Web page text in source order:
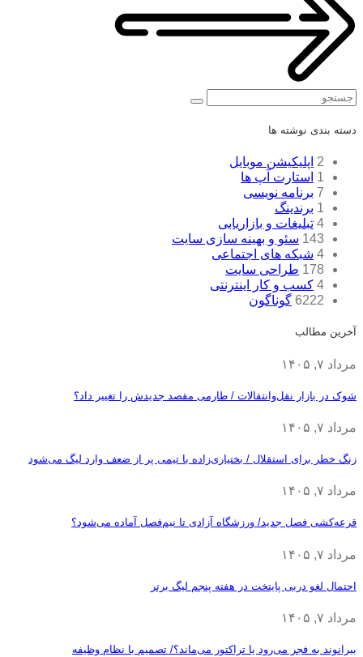
جستجو
دسته بندی نوشته ها
2 اپلیکیشن موبایل
1 استارت آپ ها
7 برنامه نویسی
1 برندینگ
4 تبلیغات و بازاریابی
143 سئو و بهینه سازی سایت
4 شبکه های اجتماعی
178 طراحی سایت
4 کسب و کار اینترنتی
6222 گوناگون
آخرین مطالب
مرداد ۷, ۱۴۰۵
شوک در بازار نقل‌وانتقالات / طارمی مقصد جدیدش را تغییر داد؟
مرداد ۷, ۱۴۰۵
زنگ خطر برای استقلال / بختیاری‌زاده با تیمی پر از ضعف وارد لیگ می‌شود
مرداد ۷, ۱۴۰۵
قرعه‎‌کشی فصل جدید/ ورزشگاه آزادی تا نیم‌فصل آماده می‌شود؟
مرداد ۷, ۱۴۰۵
احتمال لغو دربی پایتخت در هفته پنجم لیگ برتر
مرداد ۷, ۱۴۰۵
بیرانوند به فجر می‌رود یا تراکتور می‌ماند؟/ تصمیم با نظام وظیفه